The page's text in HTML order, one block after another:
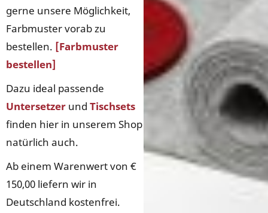
gerne unsere Möglichkeit,
Farbmuster vorab zu
bestellen. [Farbmuster
bestellen]
Dazu ideal passende
Untersetzer und Tischsets
finden hier in unserem Shop
natürlich auch.
Ab einem Warenwert von €
150,00 liefern wir in
Deutschland kostenfrei.